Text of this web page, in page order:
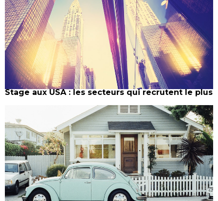
Stage aux USA : les secteurs qui recrutent le plus